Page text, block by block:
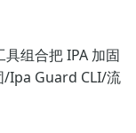
组合把 IPA 加固
/Ipa Guard CLI/流